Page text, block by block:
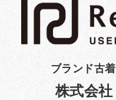
ブランド古
株式会